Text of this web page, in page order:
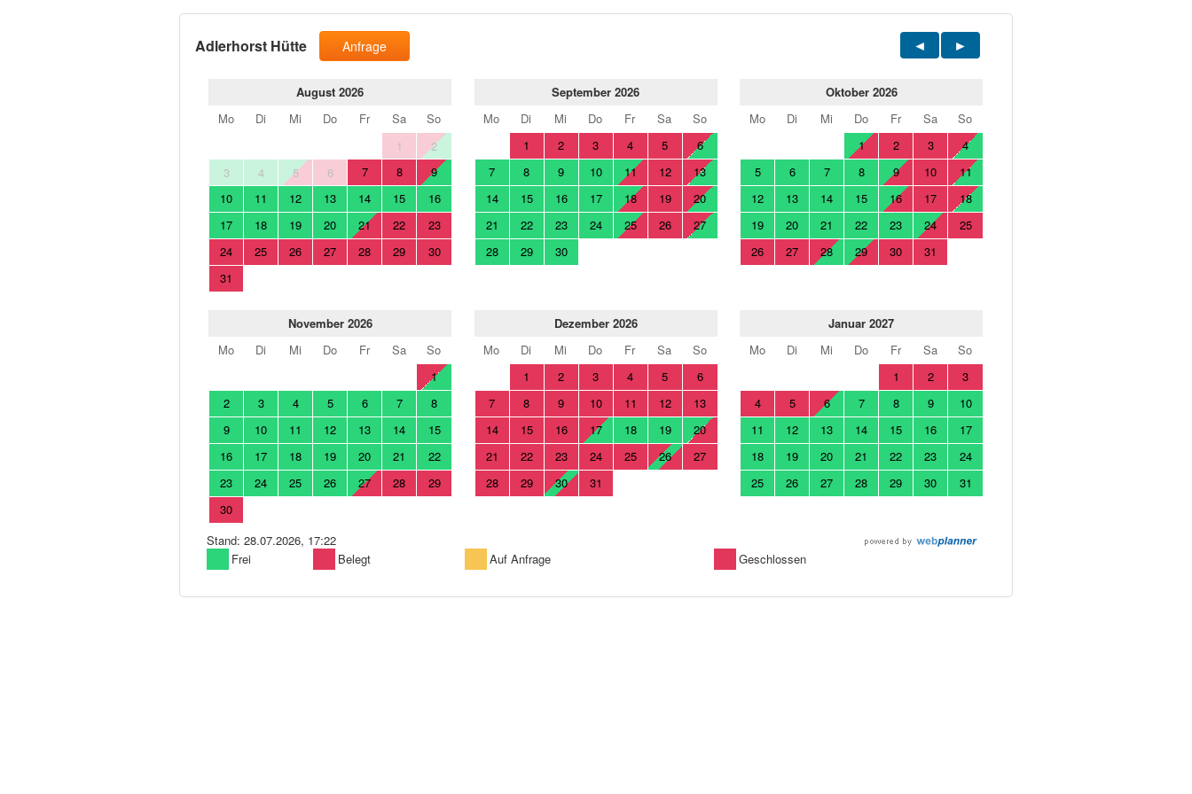
Adlerhorst Hütte Anfrage
August 2026
Mo
Di Mi Do Fr Sa
So
1
2
3
4 5 6 7 8
9
10
11 12 13 14 15
16
17
18 19 20 21 22
23
24
25 26 27 28 29
30
31
September 2026
Mo
Di Mi Do Fr Sa
So
1
2 3 4 5
6
7
8 9 10 11 12
13
14
15 16 17 18 19
20
21
22 23 24 25 26
27
28
29 30
Oktober 2026
Mo
Di Mi Do Fr Sa
So
1
2 3
4
5
6 7 8 9 10
11
12
13 14 15 16 17
18
19
20 21 22 23 24
25
26
27 28 29 30 31
November 2026
Mo
Di Mi Do Fr Sa
So
1
2
3 4 5 6 7
8
9
10 11 12 13 14
15
16
17 18 19 20 21
22
23
24 25 26 27 28
29
30
Dezember 2026
Mo
Di Mi Do Fr Sa
So
1
2 3 4 5
6
7
8 9 10 11 12
13
14
15 16 17 18 19
20
21
22 23 24 25 26
27
28
29 30 31
Januar 2027
Mo
Di Mi Do Fr Sa
So
1
2
3
4
5 6 7 8 9
10
11
12 13 14 15 16
17
18
19 20 21 22 23
24
25
26 27 28 29 30 31
Stand: 28.07.2026, 17:22
Frei
Belegt Auf Anfrage Geschlossen